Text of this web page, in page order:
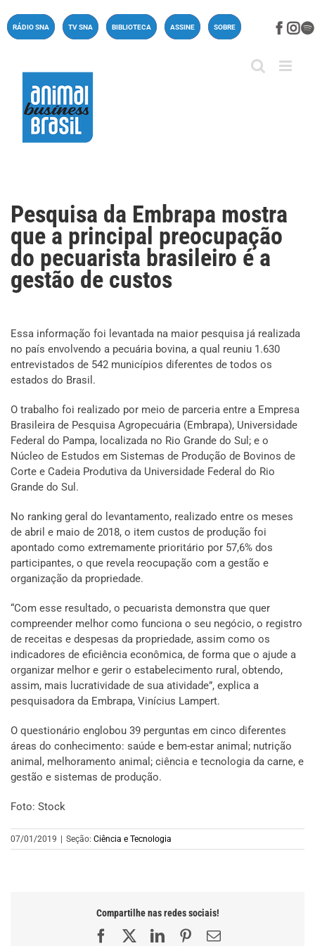
paraRÁDIO SNA TV SNA BIBLIOTECA ASSINE SOBRE
Pesquisa da Embrapa mostra
que a principal preocupação
do pecuarista brasileiro é a
gestão de custos
Essa informação foi levantada na maior pesquisa já realizada
no país envolvendo a pecuária bovina, a qual reuniu 1.630
entrevistados de 542 municípios diferentes de todos os
estados do Brasil.
O trabalho foi realizado por meio de parceria entre a Empresa
Brasileira de Pesquisa Agropecuária (Embrapa), Universidade
Federal do Pampa, localizada no Rio Grande do Sul; e o
Núcleo de Estudos em Sistemas de Produção de Bovinos de
Corte e Cadeia Produtiva da Universidade Federal do Rio
Grande do Sul.
No ranking geral do levantamento, realizado entre os meses
de abril e maio de 2018, o item custos de produção foi
apontado como extremamente prioritário por 57,6% dos
participantes, o que revela reocupação com a gestão e
organização da propriedade.
“Com esse resultado, o pecuarista demonstra que quer
compreender melhor como funciona o seu negócio, o registro
de receitas e despesas da propriedade, assim como os
indicadores de eficiência econômica, de forma que o ajude a
organizar melhor e gerir o estabelecimento rural, obtendo,
assim, mais lucratividade de sua atividade”, explica a
pesquisadora da Embrapa, Vinícius Lampert.
O questionário englobou 39 perguntas em cinco diferentes
áreas do conhecimento: saúde e bem-estar animal; nutrição
animal, melhoramento animal; ciência e tecnologia da carne, e
gestão e sistemas de produção.
Foto: Stock
07/01/2019 Seção: Ciência e Tecnologia
Compartilhe nas redes sociais!
FacebookLinkedInPinterest
E-